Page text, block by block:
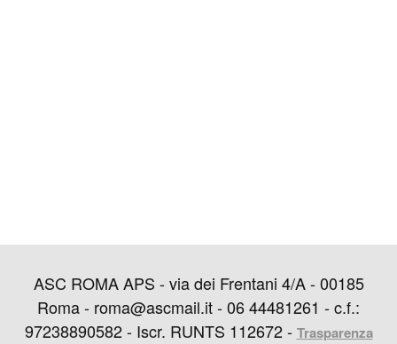
ASC ROMA APS - via dei Frentani 4/A - 00185
Roma - roma@ascmail.it - 06 44481261 - c.f.:
97238890582 - Iscr. RUNTS 112672 - Trasparenza